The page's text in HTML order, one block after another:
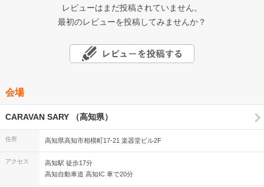
レビューはまだ投稿されていません。
最初のレビューを投稿してみませんか？
会場
CARAVAN SARY （高知県）
住所 高知県高知市相模町17-21 楽器堂ビル2F
アクセス
高知駅 徒歩17分
高知自動車道 高知IC 車で20分